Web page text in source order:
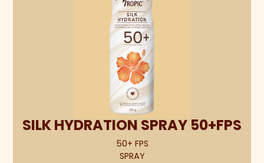
SILK HYDRATION SPRAY 50+FPS
50+ FPS
SPRAY